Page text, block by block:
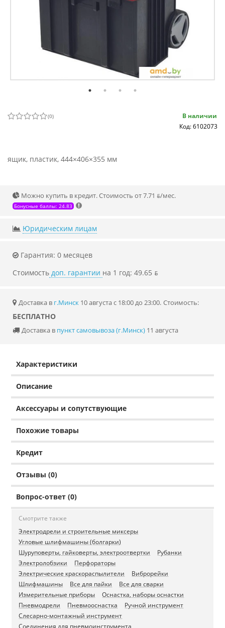
(0)
В наличии
Код: 6102073
ящик, пластик, 444×406×355 мм
Можно купить в кредит. Стоимость от 7.71 ƃ/мec.
Бонусные баллы: 24.83
Юридическим лицам
Гарантия: 0 месяцев
Стоимость доп. гарантии на 1 год: 49.65 ƃ
Доставка в г.Минск 10 августа с 18:00 до 23:00. Стоимость:
БЕСПЛАТНО
Доставка в пункт самовывоза (г.Минск) 11 августа
Характеристики
Описание
Аксессуары и сопутствующие
Похожие товары
Кредит
Отзывы (0)
Вопрос-ответ (0)
Смотрите также
Электродрели и строительные миксеры
Угловые шлифмашины (болгарки)
Шуруповерты, гайковерты, электроотвертки
Рубанки
Электролобзики
Перфораторы
Электрические краскораспылители
Виброрейки
Шлифмашины
Все для пайки
Все для сварки
Измерительные приборы
Оснастка, наборы оснастки
Пневмодрели
Пневмооснастка
Ручной инструмент
Слесарно-монтажный инструмент